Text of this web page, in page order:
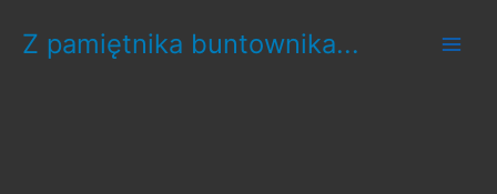
content
Z pamiętnika buntownika...